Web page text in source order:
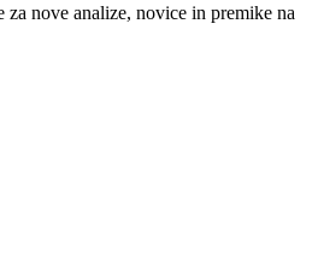
nove analize, novice in premike na